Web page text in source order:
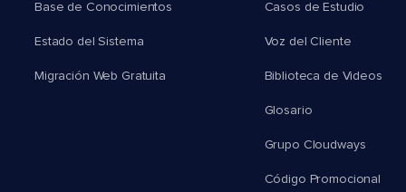
Base de Conocimientos
Estado del Sistema
Migración Web Gratuita
Casos de Estudio
Voz del Cliente
Biblioteca de Videos
Glosario
Grupo Cloudways
Código Promocional